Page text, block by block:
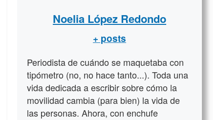
Noelia López Redondo
+ posts
Periodista de cuándo se maquetaba con
tipómetro (no, no hace tanto...). Toda una
vida dedicada a escribir sobre cómo la
movilidad cambia (para bien) la vida de
las personas. Ahora, con enchufe